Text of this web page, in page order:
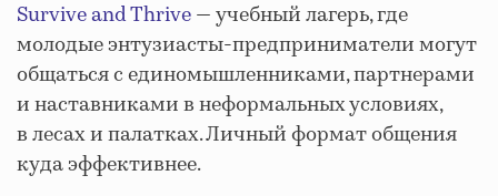
Survive and Thrive— учебный лагерь, где
молодые энтузиасты-предприниматели могут
общаться с единомышленниками, партнерами
и наставниками в неформальных условиях,
в лесах и палатках. Личный формат общения
куда эффективнее.